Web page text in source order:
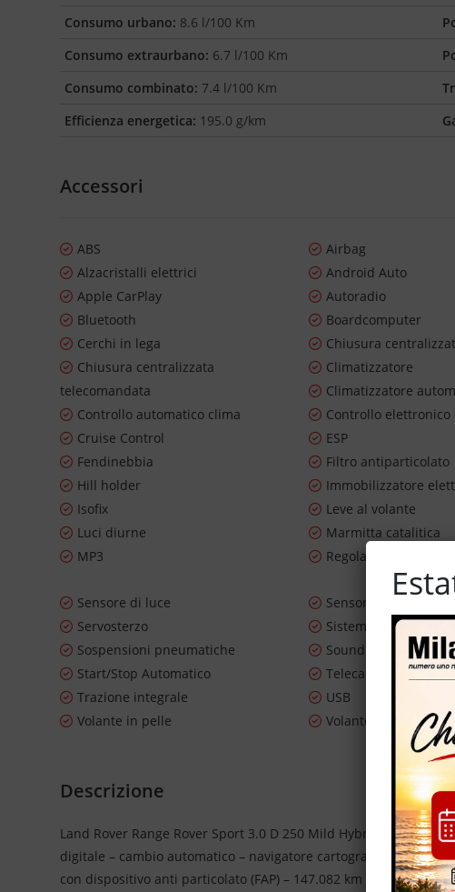
Consumo urbano: 8.6 l/100 Km
Consumo extraurbano: 6.7 l/100 Km
Consumo combinato: 7.4 l/100 Km
Efficienza energetica: 195.0 g/km
Accessori
ABS Airbag
Alzacristalli elettrici
Android Auto
Apple CarPlay
Autoradio
Bluetooth
Boardcomputer
Cerchi in lega
Chiusura
Chiusura centralizzata
telecomandata
Climatizzatore
Climatizzatore
Controllo automatico clima
Controllo elettronico
Cruise Control
ESP
Fendinebbia
Filtro antiparticolato
Hill holder
Immobilizzatore
Isofix
Leve al volante
Luci diurne
Marmitta catalitica
MP3
Regolazione elettrica
Sensore di luce
Sensore di pioggia
Servosterzo
Sistema di
Sospensioni pneumatiche
Sound system
Start/Stop Automatico
Telecamera per
Trazione integrale
USB
Volante in pelle
Volante
Descrizione
Land Rover Range Rover Sport 3.0 D 250 Mild Hybrid –
digitale – cambio automatico – navigatore cartografico –
con dispositivo anti particolato (FAP) – 147.082 km certificati,